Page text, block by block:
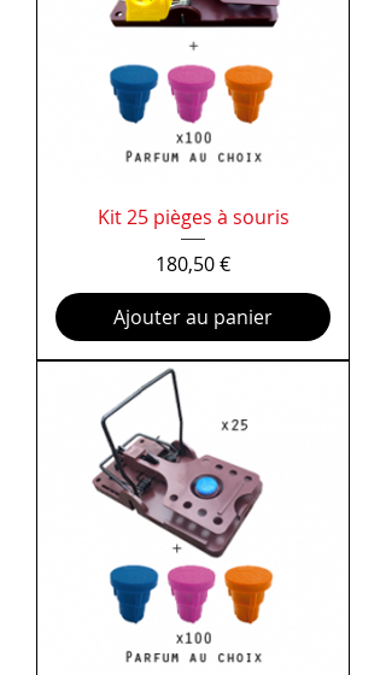
Kit 25 pièges à souris
Prix
180,50 €
Ajouter au panier